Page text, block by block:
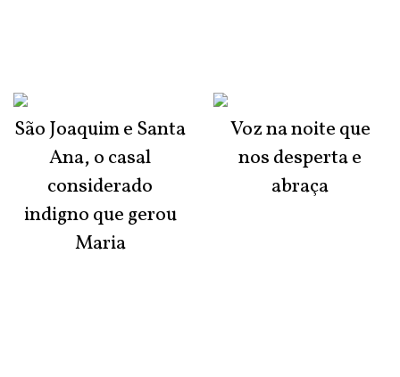
São Joaquim e Santa
Ana, o casal
considerado
indigno que gerou
Maria
Voz na noite que
nos desperta e
abraça